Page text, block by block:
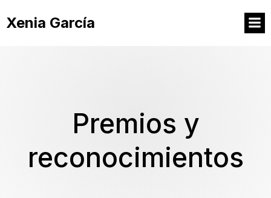
Xenia García
Premios y
reconocimientos